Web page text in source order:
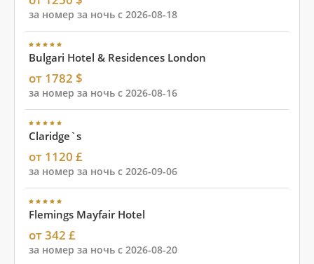
за номер за ночь с 2026-08-18
Bulgari Hotel & Residences London
от 1782 $
за номер за ночь с 2026-08-16
Claridge`s
от 1120 £
за номер за ночь с 2026-09-06
Flemings Mayfair Hotel
от 342 £
за номер за ночь с 2026-08-20